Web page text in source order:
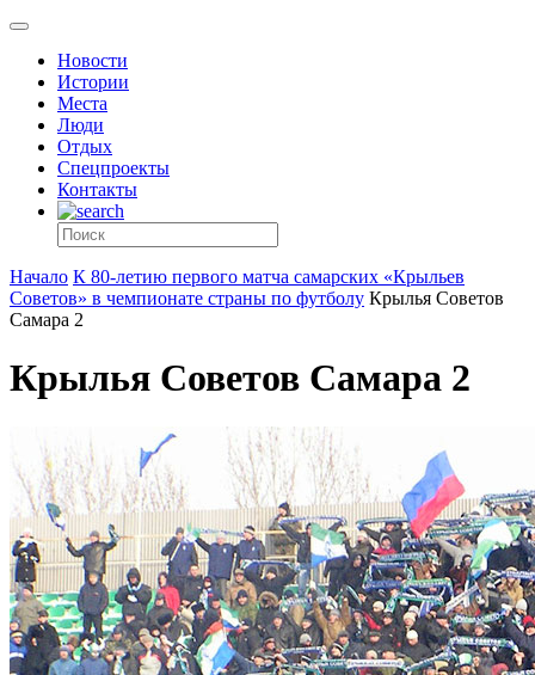
Новости
Истории
Места
Люди
Отдых
Спецпроекты
Контакты
Начало К 80-летию первого матча самарских «Крыльев
Советов» в чемпионате страны по футболу Крылья Советов
Самара 2
Крылья Советов Самара 2